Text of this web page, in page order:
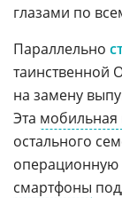
глазами по
Параллельно
таинственной
на замену
Эта мобильная
остального
операционную
смартфоны